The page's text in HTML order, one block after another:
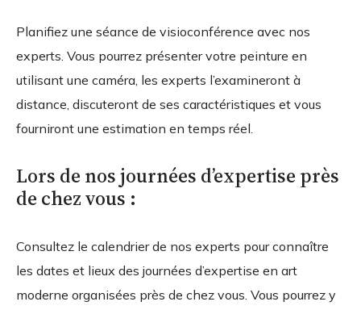
Planifiez une séance de visioconférence avec nos
experts. Vous pourrez présenter votre peinture en
utilisant une caméra, les experts l’examineront à
distance, discuteront de ses caractéristiques et vous
fourniront une estimation en temps réel.
Lors de nos journées d’expertise près
de chez vous :
Consultez le calendrier de nos experts pour connaître
les dates et lieux des journées d’expertise en art
moderne organisées près de chez vous. Vous pourrez y